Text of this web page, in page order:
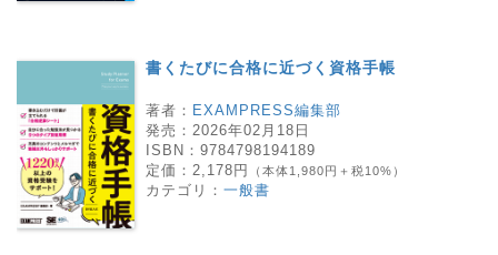
書くたびに合格に近づく資格手帳
著者： EXAMPRESS編集部
発売： 2026年02月18日
ISBN： 9784798194189
定価： 2,178円 （本体1,980円＋税10%）
カテゴリ： 一般書